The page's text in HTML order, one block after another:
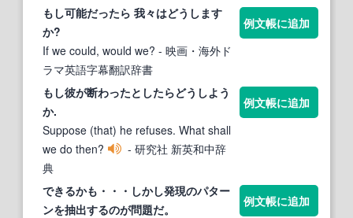
もし可能だったら 我々はどうし ます
か?
If we could, would we? - 映画・海外ド
ラマ英語字幕翻訳辞書
例文帳に追加
もし彼が断わったとしたらどうしよう
か.
Suppose (that) he refuses. What shall
we do then?
- 研究社 新英和中辞
典
例文帳に追加
できるかも・・・しかし発現のパター
ンを抽出するのが問題だ。
例文帳に追加